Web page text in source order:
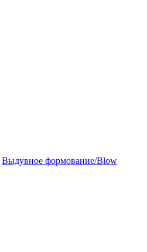
Выдувное формование/Blow